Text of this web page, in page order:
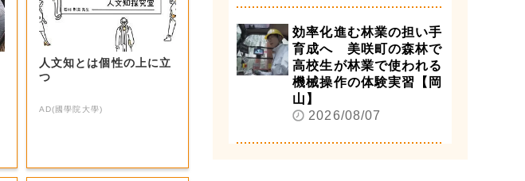
人文知とは個性の上に立
つ
AD(國學院大學)
効率化進む林業の担い手
育成へ 美咲町の森林で
高校生が林業で使われる
機械操作の体験実習【岡
山】
2026/08/07